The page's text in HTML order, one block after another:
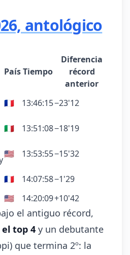
antológico
PaísTiempo
Diferencia
récord
anterior
🇫🇷 13:46:15−23'12
🇮🇹 13:51:08−18'19
🇺🇸 13:53:55−15'32
🇫🇷 14:07:58−1'29
🇺🇸 14:20:09+10'42
el antiguo récord,
top 4 y un debutante
que termina 2º: la